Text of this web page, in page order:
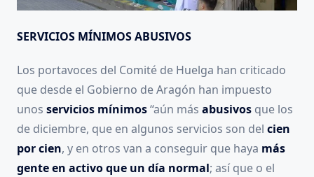
SERVICIOS MÍNIMOS ABUSIVOS
Los portavoces del Comité de Huelga han criticado
que desde el Gobierno de Aragón han impuesto
unos servicios mínimos“aún más abusivos que los
de diciembre, que en algunos servicios son del cien
por cien, y en otros van a conseguir que haya más
gente en activo que un día normal; así que o el